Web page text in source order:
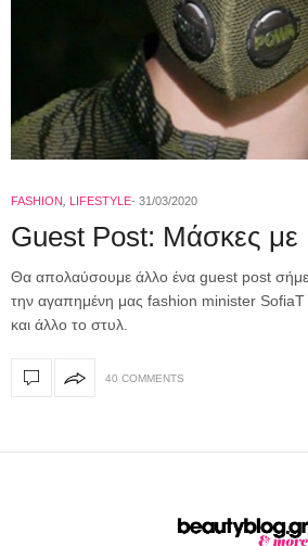
FASHION, LIFESTYLE 31/03/2020
Guest Post: Μάσκες
Θα απολαύσουμε άλλο ένα guest post
την αγαπημένη μας fashion minister SofiaT
και άλλο το στυλ.
40 COMMENTS